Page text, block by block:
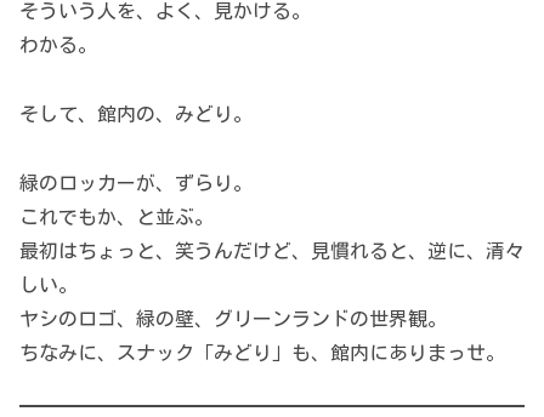
そういう人を、よく、見かける。
わかる。
そして、館内の、みどり。
緑のロッカーが、ずらり。
これでもか、と並ぶ。
最初はちょっと、笑うんだけど、見慣れると、逆に、清々
しい。
ヤシのロゴ、緑の壁、グリーンランドの世界観。
ちなみに、スナック「みどり」も、館内にありまっせ。